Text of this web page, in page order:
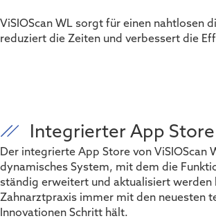
ViSIOScan WL sorgt für einen nahtlosen
reduziert die Zeiten und verbessert die
Integrierter App Store
Der integrierte App Store von ViSIOScan
dynamisches System, mit dem die
ständig erweitert und aktualisiert werden
Zahnarztpraxis immer mit den neuesten
Innovationen Schritt hält.